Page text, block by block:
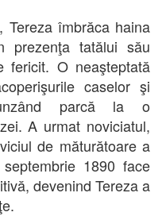
îmbrăca haina
prezenţa tatălui său
fericit. O neaşteptată
caselor şi
parcă la o
A urmat noviciatul,
de măturătoare a
1890 face
devenind Tereza a